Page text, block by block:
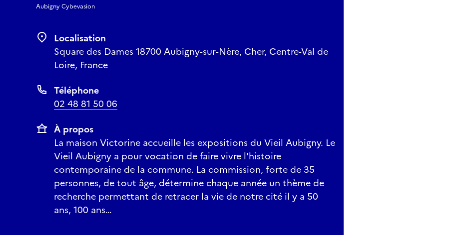
Aubigny Cybevasion
Localisation
Square des Dames 18700 Aubigny-sur-Nère, Cher, Centre-Val de
Loire, France
Téléphone
02 48 81 50 06
À propos
La maison Victorine accueille les expositions du Vieil Aubigny. Le
Vieil Aubigny a pour vocation de faire vivre l'histoire
contemporaine de la commune. La commission, forte de 35
personnes, de tout âge, détermine chaque année un thème de
recherche permettant de retracer la vie de notre cité il y a 50
ans, 100 ans…